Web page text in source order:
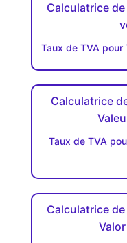
Calculatrice
Taux de TVA pour
Calculatrice
Taux de TVA
Calculatrice